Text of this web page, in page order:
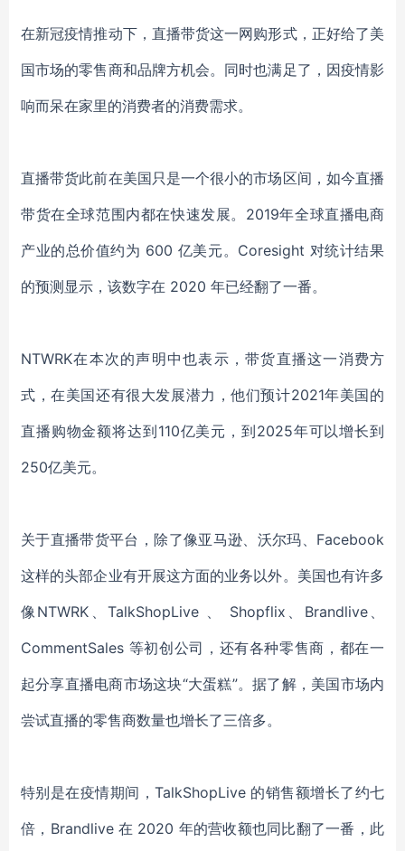
在新冠疫情推动下， 直播带货这一网购形式，正好给了美
国市场的零售商和品牌方机会。同时也满足了，因疫情影
响而呆在家里的消费者的消费需求。
直播带货此前在美国只是一个很小的市场区间， 如今直播
带货在全球范围内都在快速发展。 2019年全球直播电商
产业的总价值约为 600 亿美元。Coresight 对统计结果
的预测显示，该数字在 2020 年已经翻了一番。
NTWRK在本次的声明中也表示， 带货直播这一消费方
式，在美国还有很大发展潜力，他们预计2021年美国的
直播购物金额将达到110亿美元，到2025年可以增长到
250亿美元。
关于直播带货平台，除了像亚马逊、沃尔玛、 Facebook
这样的头部企业有开展这方面的业务以外。美国也有许多
像NTWRK、TalkShopLive 、
Shopflix、Brandlive、
CommentSales 等初创公司，还有各种零售商，都在一
起分享直播电商市场这块“大蛋糕”。据了解， 美国市场内
尝试直播的零售商数量也增长了三倍多。
特别是在疫情期间， TalkShopLive 的销售额增长了约七
倍，Brandlive 在 2020 年的营收额也同比翻了一番，此